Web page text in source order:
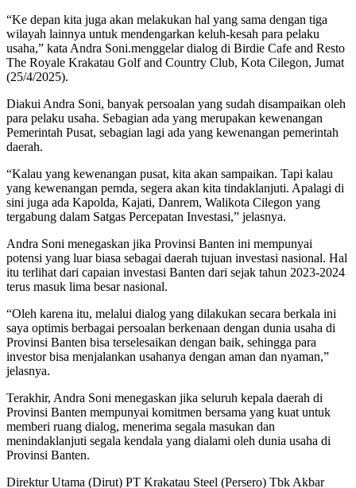
“Ke depan kita juga akan melakukan hal yang sama dengan tiga
wilayah lainnya untuk mendengarkan keluh-kesah para pelaku
usaha,” kata Andra Soni.menggelar dialog di Birdie Cafe and Resto
The Royale Krakatau Golf and Country Club, Kota Cilegon, Jumat
(25/4/2025).
Diakui Andra Soni, banyak persoalan yang sudah disampaikan oleh
para pelaku usaha. Sebagian ada yang merupakan kewenangan
Pemerintah Pusat, sebagian lagi ada yang kewenangan pemerintah
daerah.
“Kalau yang kewenangan pusat, kita akan sampaikan. Tapi kalau
yang kewenangan pemda, segera akan kita tindaklanjuti. Apalagi di
sini juga ada Kapolda, Kajati, Danrem, Walikota Cilegon yang
tergabung dalam Satgas Percepatan Investasi,” jelasnya.
Andra Soni menegaskan jika Provinsi Banten ini mempunyai
potensi yang luar biasa sebagai daerah tujuan investasi nasional. Hal
itu terlihat dari capaian investasi Banten dari sejak tahun 2023-2024
terus masuk lima besar nasional.
“Oleh karena itu, melalui dialog yang dilakukan secara berkala ini
saya optimis berbagai persoalan berkenaan dengan dunia usaha di
Provinsi Banten bisa terselesaikan dengan baik, sehingga para
investor bisa menjalankan usahanya dengan aman dan nyaman,”
jelasnya.
Terakhir, Andra Soni menegaskan jika seluruh kepala daerah di
Provinsi Banten mempunyai komitmen bersama yang kuat untuk
memberi ruang dialog, menerima segala masukan dan
menindaklanjuti segala kendala yang dialami oleh dunia usaha di
Provinsi Banten.
Direktur Utama (Dirut) PT Krakatau Steel (Persero) Tbk Akbar